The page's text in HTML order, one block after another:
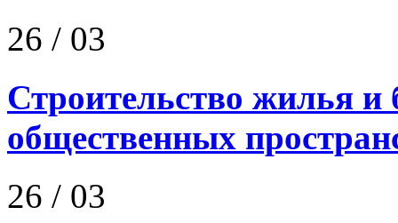
26 / 03
Строительство жилья и
общественных
26 / 03